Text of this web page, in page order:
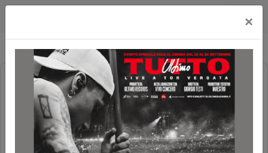
INCANTO
POLTRONE LUX
C.REVOLUTION
×